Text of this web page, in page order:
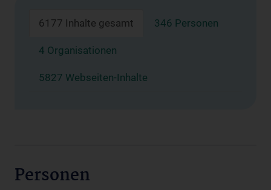
6177 Inhalte gesamt 346 Personen
4 Organisationen
5827 Webseiten-Inhalte
Personen